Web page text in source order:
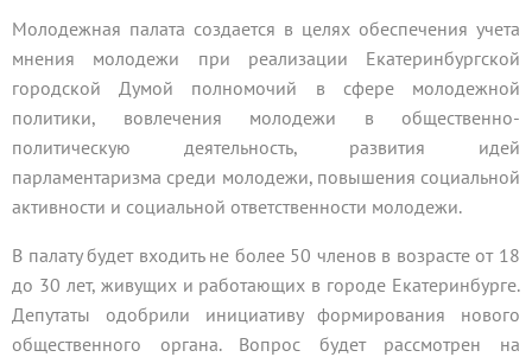
Молодежная палата создается в целях обеспечения учета
мнения молодежи при реализации Екатеринбургской
городской Думой полномочий в сфере молодежной
политики, вовлечения молодежи в общественно-
политическую деятельность, развития идей
парламентаризма среди молодежи, повышения социальной
активности и социальной ответственности молодежи.
В палату будет входить не более 50 членов в возрасте от 18
до 30 лет, живущих и работающих в городе Екатеринбурге.
Депутаты одобрили инициативу формирования нового
общественного органа. Вопрос будет рассмотрен на